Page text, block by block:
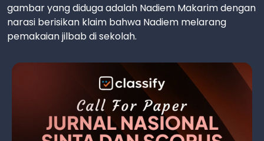
gambar yang diduga adalah Nadiem Makarim dengan
narasi berisikan klaim bahwa Nadiem melarang
pemakaian jilbab di sekolah.